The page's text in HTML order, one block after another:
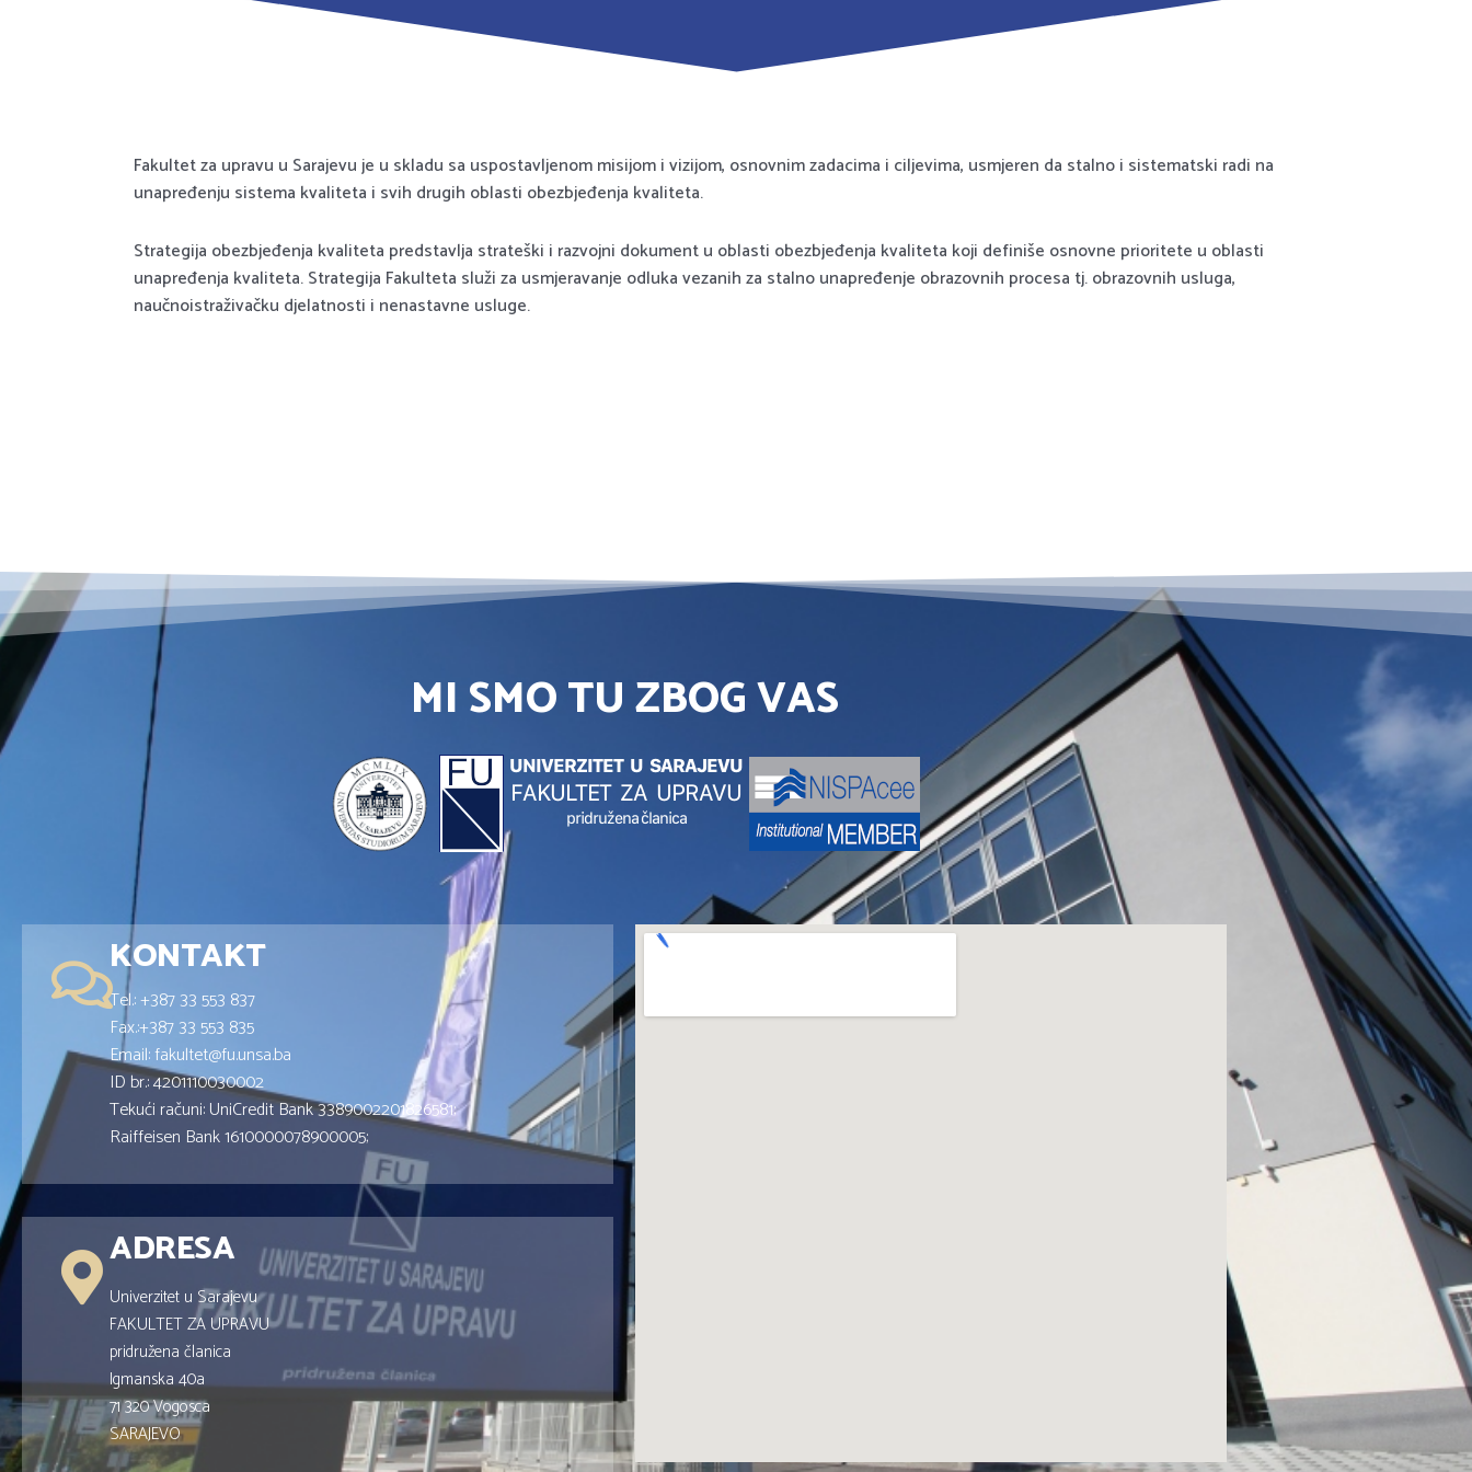
Fakultet za upravu u Sarajevu je u skladu sa uspostavljenom misijom i vizijom, osnovnim zadacima i ciljevima, usmjeren da stalno i sistematski radi na
unapređenju sistema kvaliteta i svih drugih oblasti obezbjeđenja kvaliteta.
Strategija obezbjeđenja kvaliteta predstavlja strateški i razvojni dokument u oblasti obezbjeđenja kvaliteta koji definiše osnovne prioritete u oblasti
unapređenja kvaliteta. Strategija Fakulteta služi za usmjeravanje odluka vezanih za stalno unapređenje obrazovnih procesa tj. obrazovnih usluga,
naučnoistraživačku djelatnosti i nenastavne usluge.
MI SMO TU ZBOG VAS
KONTAKT
Tel.: +387 33 553 837
Fax.:+387 33 553 835
Email: fakultet@fu.unsa.ba
ID br.: 4201110030002
Tekući računi: UniCredit Bank 3389002201826581;
Raiffeisen Bank 1610000078900005;
ADRESA
Univerzitet u Sarajevu
FAKULTET ZA UPRAVU
pridružena članica
Igmanska 40a
71 320 Vogosca
SARAJEVO